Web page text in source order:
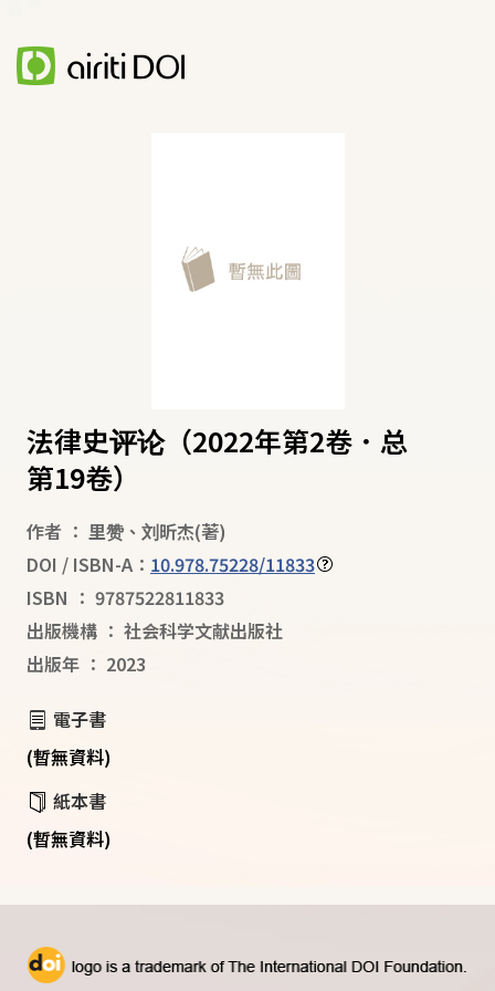
法律史评论（2022年第2卷．总
第19卷）
作者 ： 里赞 、 刘昕杰(著)
DOI / ISBN-A： 10.978.75228/11833
ISBN ： 9787522811833
出版機構 ： 社会科学文献出版社
出版年 ： 2023
電子書
(暫無資料)
紙本書
(暫無資料)